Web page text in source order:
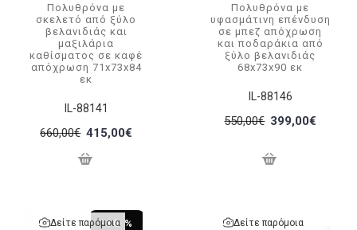
IL-88141
Πολυθρόνα με
σκελετό από ξύλο
βελανιδιάς και
μαξιλάρια
καθίσματος σε καφέ
απόχρωση 71x73x84
εκ
660,00€ 415,00€
IL-88146
Πολυθρόνα με
υφασμάτινη επένδυση
σε μπεζ απόχρωση
και ποδαράκια από
ξύλο βελανιδιάς
68x73x90 εκ
550,00€ 399,00€
-10 %
Δείτε παρόμοια Δείτε παρόμοια